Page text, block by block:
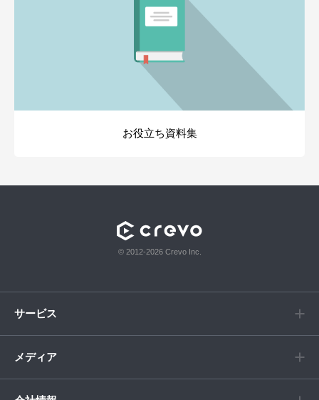
お役立ち資料集
© 2012-2026 Crevo Inc.
サービス
メディア